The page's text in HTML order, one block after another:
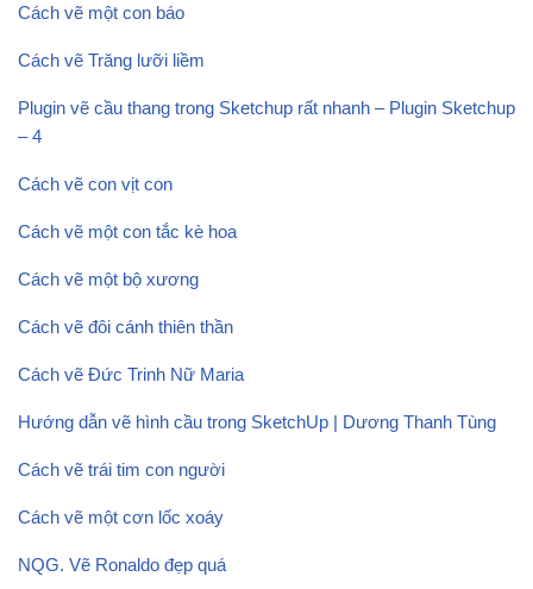
Cách vẽ một con báo
Cách vẽ Trăng lưỡi liềm
Plugin vẽ cầu thang trong Sketchup rất nhanh – Plugin Sketchup
– 4
Cách vẽ con vịt con
Cách vẽ một con tắc kè hoa
Cách vẽ một bộ xương
Cách vẽ đôi cánh thiên thần
Cách vẽ Đức Trinh Nữ Maria
Hướng dẫn vẽ hình cầu trong SketchUp | Dương Thanh Tùng
Cách vẽ trái tim con người
Cách vẽ một cơn lốc xoáy
NQG. Vẽ Ronaldo đẹp quá